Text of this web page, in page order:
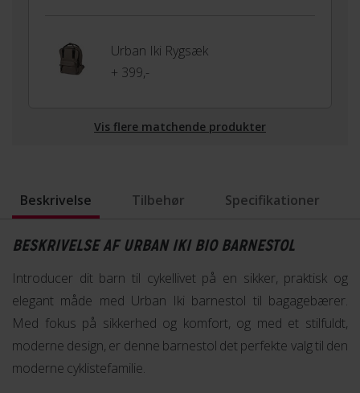
Urban Iki Rygsæk
+ 399,-
Vis flere matchende produkter
Beskrivelse Tilbehør Specifikationer
BESKRIVELSE AF URBAN IKI BIO BARNESTOL
Introducer dit barn til cykellivet på en sikker, praktisk og
elegant måde med Urban Iki barnestol til bagagebærer.
Med fokus på sikkerhed og komfort, og med et stilfuldt,
moderne design, er denne barnestol det perfekte valg til den
moderne cyklistefamilie.